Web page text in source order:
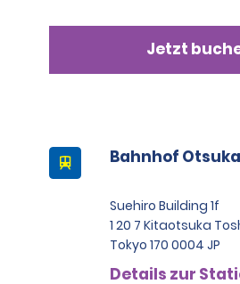
Jetzt
Bahnhof Otsuka
Suehiro Building 1f
1 20 7 Kitaotsuka
Tokyo 170 0004 JP
Details zur